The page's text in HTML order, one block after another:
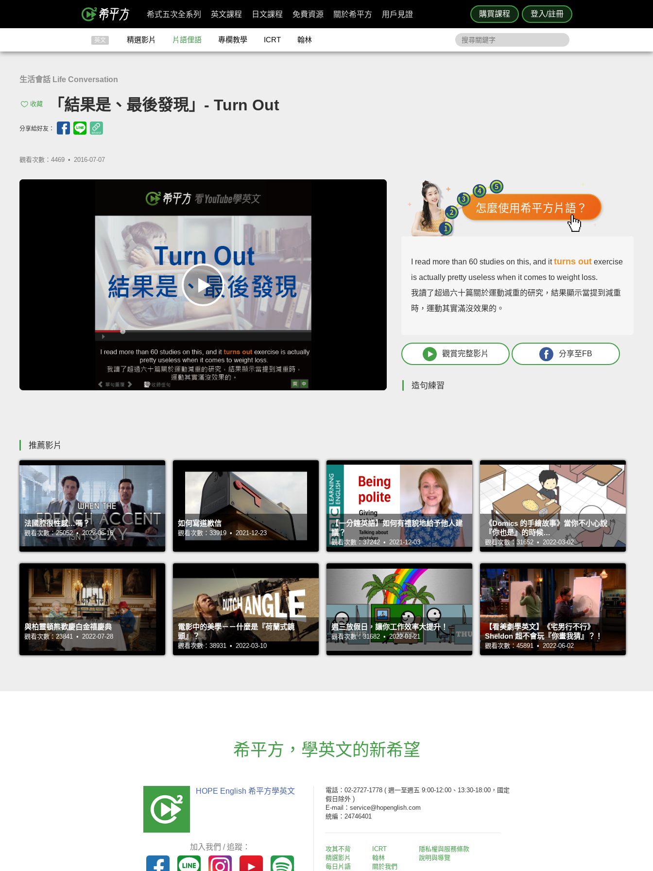
購買課程 登入/註冊
希式五次全系列 英文課程 日文課程 免費資源 關於希平方 用戶見證
英文 精選影片 片語俚語 專欄教學 ICRT 翰林
生活會話 Life Conversation
收藏 「結果是、最後發現」- Turn Out
分享給好友：
觀看次數：4469 • 2016-07-07
怎麼使用希平方片語？
I read more than 60 studies on this, and itturns out exercise
is actually pretty useless when it comes to weight loss.
我讀了超過六十篇關於運動減重的研究，結果顯示當提到減重
時，運動其實滿沒效果的。
觀賞完整影片 分享至FB
造句練習
推薦影片
法國腔很性感…嗎？
觀看次數：25052 • 2022-06-16
如何寫道歉信
觀看次數：33919 • 2021-12-23
【一分鐘英語】如何有禮貌地給予他人建
議？
觀看次數：37242 • 2021-12-03
《Domics 的手繪故事》當你不小心說
『你也是』的時候…
觀看次數：31652 • 2022-03-02
與柏靈頓熊歡慶白金禧慶典
觀看次數：23841 • 2022-07-28
電影中的美學－－什麼是『荷蘭式鏡
頭』？
觀看次數：38931 • 2022-03-10
週三放假日，讓你工作效率大提升！
觀看次數：31682 • 2022-01-21
【看美劇學英文】《宅男行不行》
Sheldon 超不會玩『你畫我猜』？！
觀看次數：45891 • 2022-06-02
希平方 ， 學英文的新希望
HOPE English 希平方學英文
加入我們 / 追蹤：
電話：02-2727-1778 ( 週一至週五 9:00-12:00、13:30-18:00，國定
假日除外 )
E-mail：service@hopenglish.com
統編：24746401
攻其不背
精選影片
每日片語
ICRT
翰林
關於我們
隱私權與服務條款
說明與導覽